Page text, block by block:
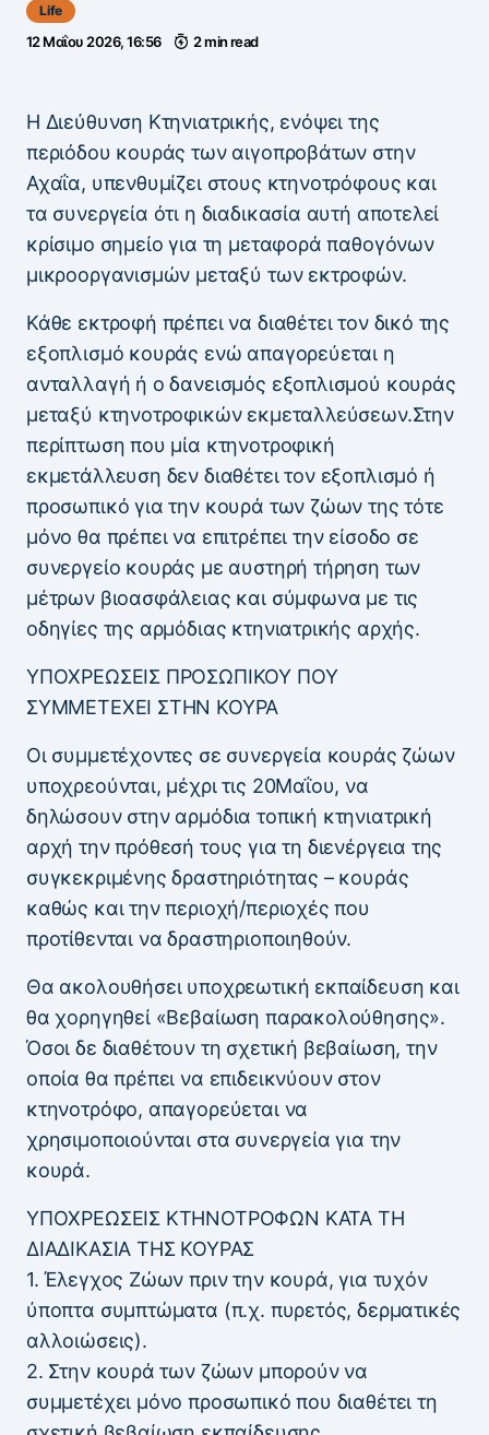
Life
12 Μαΐου 2026, 16:56 2 min read
Η Διεύθυνση Κτηνιατρικής, ενόψει της
περιόδου κουράς των αιγοπροβάτων στην
Αχαΐα, υπενθυμίζει στους κτηνοτρόφους και
τα συνεργεία ότι η διαδικασία αυτή αποτελεί
κρίσιμο σημείο για τη μεταφορά παθογόνων
μικροοργανισμών μεταξύ των εκτροφών.
Κάθε εκτροφή πρέπει να διαθέτει τον δικό της
εξοπλισμό κουράς ενώ απαγορεύεται η
ανταλλαγή ή ο δανεισμός εξοπλισμού κουράς
μεταξύ κτηνοτροφικών εκμεταλλεύσεων.Στην
περίπτωση που μία κτηνοτροφική
εκμετάλλευση δεν διαθέτει τον εξοπλισμό ή
προσωπικό για την κουρά των ζώων της τότε
μόνο θα πρέπει να επιτρέπει την είσοδο σε
συνεργείο κουράς με αυστηρή τήρηση των
μέτρων βιοασφάλειας και σύμφωνα με τις
οδηγίες της αρμόδιας κτηνιατρικής αρχής.
ΥΠΟΧΡΕΩΣΕΙΣ ΠΡΟΣΩΠΙΚΟΥ ΠΟΥ
ΣΥΜΜΕΤΕΧΕΙ ΣΤΗΝ ΚΟΥΡΑ
Οι συμμετέχοντες σε συνεργεία κουράς ζώων
υποχρεούνται, μέχρι τις 20Μαΐου, να
δηλώσουν στην αρμόδια τοπική κτηνιατρική
αρχή την πρόθεσή τους για τη διενέργεια της
συγκεκριμένης δραστηριότητας – κουράς
καθώς και την περιοχή/περιοχές που
προτίθενται να δραστηριοποιηθούν.
Θα ακολουθήσει υποχρεωτική εκπαίδευση και
θα χορηγηθεί «Βεβαίωση παρακολούθησης».
Όσοι δε διαθέτουν τη σχετική βεβαίωση, την
οποία θα πρέπει να επιδεικνύουν στον
κτηνοτρόφο, απαγορεύεται να
χρησιμοποιούνται στα συνεργεία για την
κουρά.
ΥΠΟΧΡΕΩΣΕΙΣ ΚΤΗΝΟΤΡΟΦΩΝ ΚΑΤΑ ΤΗ
ΔΙΑΔΙΚΑΣΙΑ ΤΗΣ ΚΟΥΡΑΣ
1. Έλεγχος Ζώων πριν την κουρά, για τυχόν
ύποπτα συμπτώματα (π.χ. πυρετός, δερματικές
αλλοιώσεις).
2. Στην κουρά των ζώων μπορούν να
συμμετέχει μόνο προσωπικό που διαθέτει τη